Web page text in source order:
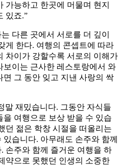
가능하고 한곳에 머물며 현지
있죠.”
다른 곳에서 서로를 더 깊이
게 한다. 여행의 콘셉트에 따라
차이가 강할수록 서로의 이해가
보이는 근사한 레스토랑에서 와
그 동안 잊고 지낸 사랑의 싹
말 재밌습니다. 그동안 자식들
여행으로 보상 받을 수 있습
던 젊은 학창 시절을 떠올리는
습니다. 아무래도 손주와 함께
손주와 함께 즐거운 여행을 하
약으로 못했던 인생의 소중한